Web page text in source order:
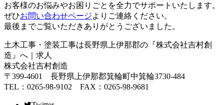
お客様のお悩みやお困りごとを全力でサポートいたします。
ぜひお問い合わせページよりご連絡ください。
最後までご覧いただきありがとうございました。
土木工事・塗装工事は長野県上伊那郡の『株式会社吉村創
造』へ｜求人
株式会社吉村創造
〒399-4601 長野県上伊那郡箕輪町中箕輪3730-484
TEL：0265-98-9102 FAX：0265-98-9681